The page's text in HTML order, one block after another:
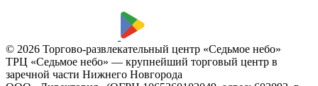
© 2026 Торгово-развлекательный центр «Седьмое небо»
ТРЦ «Седьмое небо» — крупнейший торговый центр в
заречной части Нижнего Новгорода